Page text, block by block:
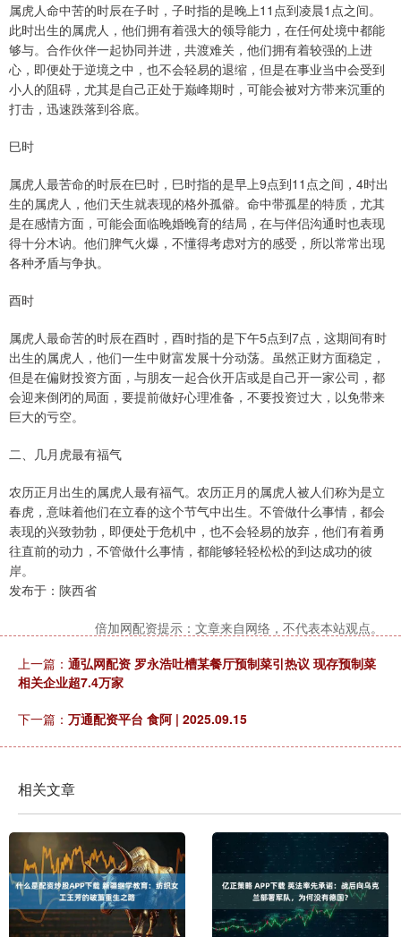
属虎人命中苦的时辰在子时，子时指的是晚上11点到凌晨1点之间。
此时出生的属虎人，他们拥有着强大的领导能力，在任何处境中都能
够与。合作伙伴一起协同并进，共渡难关，他们拥有着较强的上进
心，即便处于逆境之中，也不会轻易的退缩，但是在事业当中会受到
小人的阻碍，尤其是自己正处于巅峰期时，可能会被对方带来沉重的
打击，迅速跌落到谷底。
巳时
属虎人最苦命的时辰在巳时，巳时指的是早上9点到11点之间，4时出
生的属虎人，他们天生就表现的格外孤僻。命中带孤星的特质，尤其
是在感情方面，可能会面临晚婚晚育的结局，在与伴侣沟通时也表现
得十分木讷。他们脾气火爆，不懂得考虑对方的感受，所以常常出现
各种矛盾与争执。
酉时
属虎人最命苦的时辰在酉时，酉时指的是下午5点到7点，这期间有时
出生的属虎人，他们一生中财富发展十分动荡。虽然正财方面稳定，
但是在偏财投资方面，与朋友一起合伙开店或是自己开一家公司，都
会迎来倒闭的局面，要提前做好心理准备，不要投资过大，以免带来
巨大的亏空。
二、几月虎最有福气
农历正月出生的属虎人最有福气。农历正月的属虎人被人们称为是立
春虎，意味着他们在立春的这个节气中出生。不管做什么事情，都会
表现的兴致勃勃，即便处于危机中，也不会轻易的放弃，他们有着勇
往直前的动力，不管做什么事情，都能够轻轻松松的到达成功的彼
岸。
发布于：陕西省
倍加网配资提示：文章来自网络，不代表本站观点。
上一篇： 通弘网配资 罗永浩吐槽某餐厅预制菜引热议 现存预制菜
相关企业超7.4万家
下一篇： 万通配资平台 食阿 | 2025.09.15
相关文章